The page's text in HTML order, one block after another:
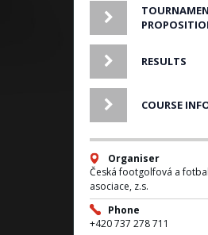
RESULTS
COURSE
Organiser
Česká footgolfová a
asociace, z.s.
Phone
+420 737 278 711